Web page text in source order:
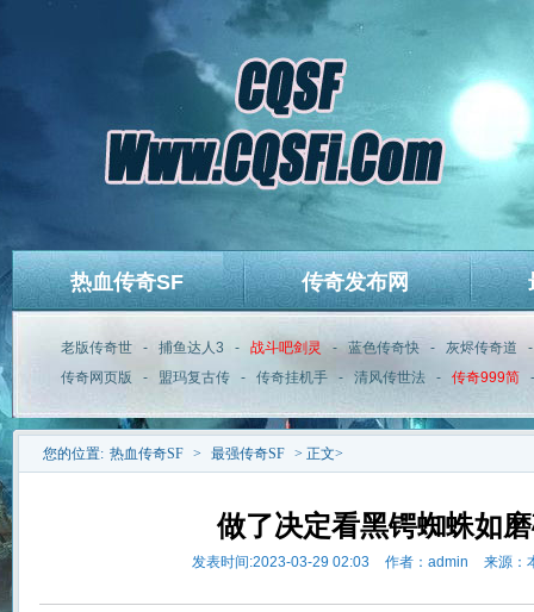
热血传奇SF 传奇发布网
老版传奇世 - 捕鱼达人3 - 战斗吧剑灵 - 蓝色传奇快 - 灰烬传奇道
传奇网页版
- 盟玛复古传 - 传奇挂机手 - 清风传世法 - 传奇999简
您的位置: 热血传奇SF > 最强传奇SF > 正文>
做了决定看黑锷蜘蛛如
发表时间:2023-03-29 02:03 作者：admin 来源：